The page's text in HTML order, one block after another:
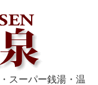
スーパー銭湯・温